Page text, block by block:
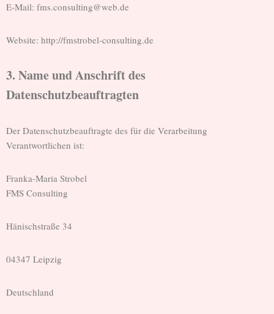
E-Mail: fms.consulting@web.de
Website: http://fmstrobel-consulting.de
3. Name und Anschrift des
Datenschutzbeauftragten
Der Datenschutzbeauftragte des für die Verarbeitung
Verantwortlichen ist:
Franka-Maria Strobel
FMS Consulting
Hänischstraße 34
04347 Leipzig
Deutschland